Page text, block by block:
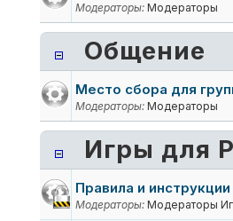
Модераторы: Модераторы
Общение
Место сбора для
Модераторы: Модераторы
Игры для
Правила и
Модераторы: Модераторы